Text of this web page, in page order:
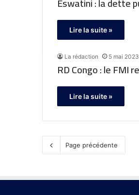
Lire la suite »
La rédaction 5 mai 2023
RD Congo : le FMI
Lire la suite »
Page précédente